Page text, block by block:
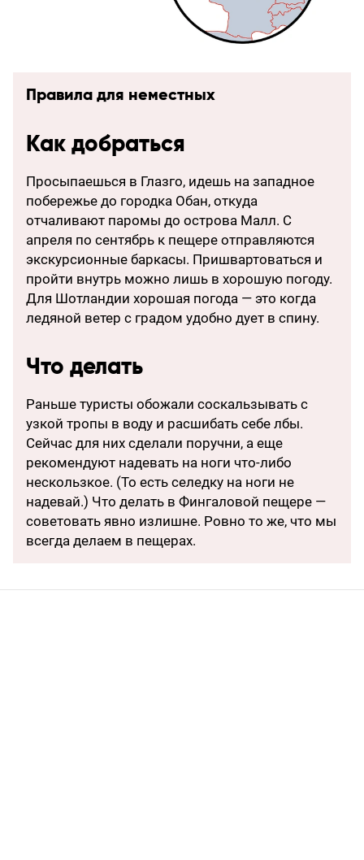
Правила для неместных
Как добраться
Просыпаешься в Глазго, идешь на западное
побережье до городка Обан, откуда
отчаливают паромы до острова Малл. С
апреля по сентябрь к пещере отправляются
экскурсионные баркасы. Пришвартоваться и
пройти внутрь можно лишь в хорошую погоду.
Для Шотландии хорошая погода — это когда
ледяной ветер с градом удобно дует в спину.
Что делать
Раньше туристы обожали соскальзывать с
узкой тропы в воду и расшибать себе лбы.
Сейчас для них сделали поручни, а еще
рекомендуют надевать на ноги что-либо
нескользкое. (То есть селедку на ноги не
надевай.) Что делать в Фингаловой пещере —
советовать явно излишне. Ровно то же, что мы
всегда делаем в пещерах.